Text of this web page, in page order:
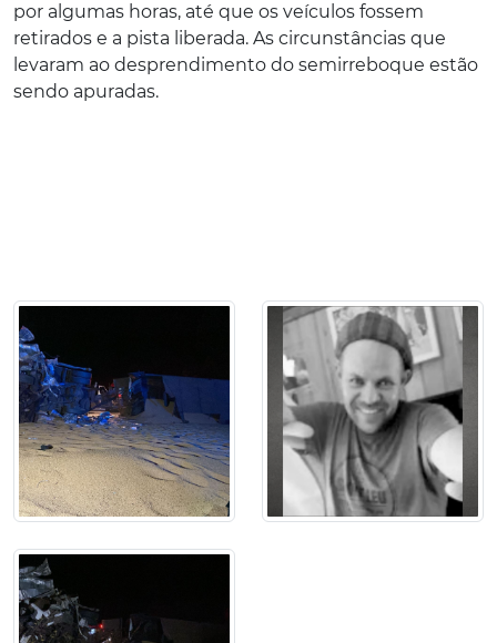
por algumas horas, até que os veículos fossem
retirados e a pista liberada. As circunstâncias que
levaram ao desprendimento do semirreboque estão
sendo apuradas.